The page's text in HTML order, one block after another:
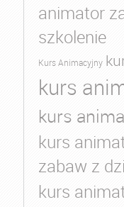
animator
szkolenie
Kurs Animacyjny
kurs
kurs
kurs
zabaw z
kurs